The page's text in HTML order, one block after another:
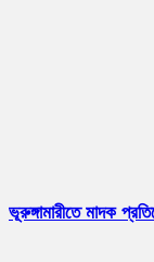
ভূরুঙ্গামারীতে মাদক